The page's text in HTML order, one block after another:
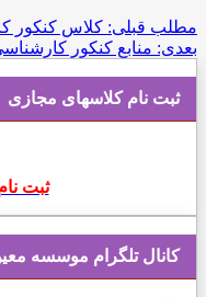
مطلب قبلی: کلاس کنکور
بعدی: منابع کنکور
ثبت نام کلاسهای مجازی
ثبت
کانال تلگرام موسسه